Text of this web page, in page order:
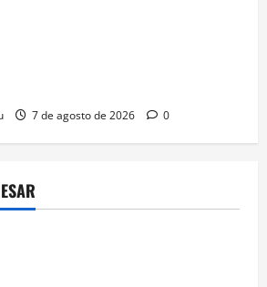
7 de agosto de 2026 0
NOTICIAS